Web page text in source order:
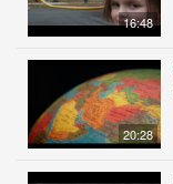
16:48
20:28